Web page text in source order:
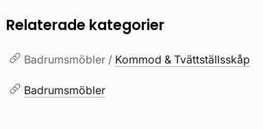
Relaterade kategorier
Badrumsmöbler / Kommod & Tvättställsskåp
Badrumsmöbler